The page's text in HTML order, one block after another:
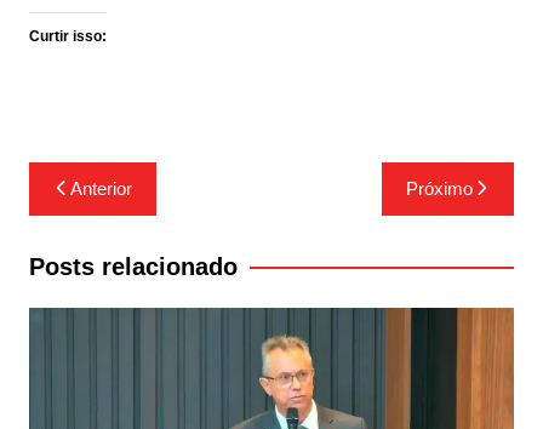
Curtir isso:
Navegação
de
Post
Anterior Próximo
Posts relacionado